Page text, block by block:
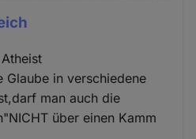
Glaube in verschiedene
man auch die
über einen Kamm